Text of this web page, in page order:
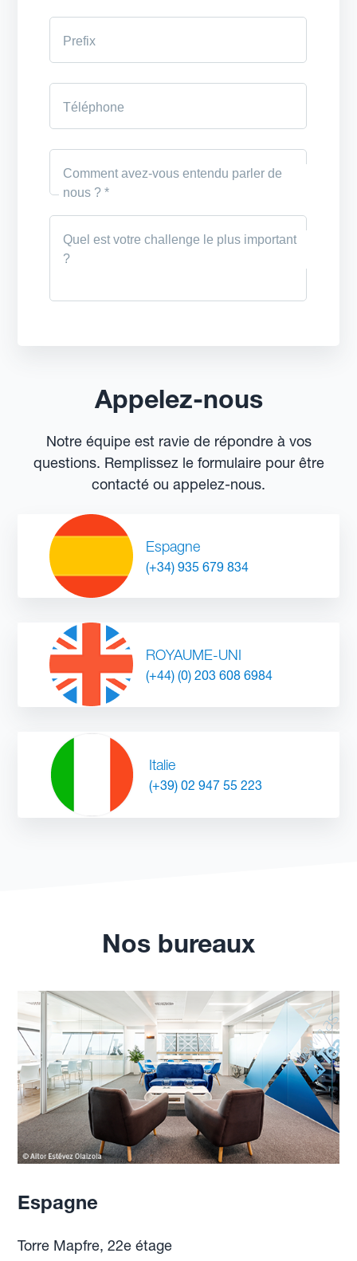
Appelez-nous
Notre équipe est ravie de répondre à vos
questions. Remplissez le formulaire pour être
contacté ou appelez-nous.
Espagne
(+34) 935 679 834
ROYAUME-UNI
(+44) (0) 203 608 6984
Italie
(+39) 02 947 55 223
Nos bureaux
Espagne
Torre Mapfre, 22e étage